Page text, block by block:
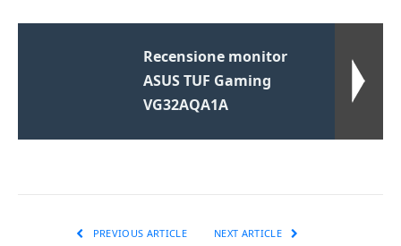
Recensione monitor
ASUS TUF Gaming
VG32AQA1A
PREVIOUS ARTICLE NEXT ARTICLE